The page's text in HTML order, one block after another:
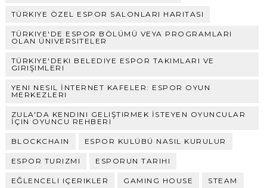
TÜRKIYE ÖZEL ESPOR SALONLARI HARITASI
TÜRKIYE'DE ESPOR BÖLÜMÜ VEYA PROGRAMLARI
OLAN ÜNIVERSITELER
TÜRKIYE'DEKI BELEDIYE ESPOR TAKIMLARI VE
GIRIŞIMLERI
YENI NESIL İNTERNET KAFELER: ESPOR OYUN
MERKEZLERI
ZULA'DA KENDINI GELIŞTIRMEK İSTEYEN OYUNCULAR
İÇIN OYUNCU REHBERI
BLOCKCHAIN ESPOR KULÜBÜ NASIL KURULUR
ESPOR TURIZMI ESPORUN TARIHI
EĞLENCELI IÇERIKLER GAMING HOUSE STEAM